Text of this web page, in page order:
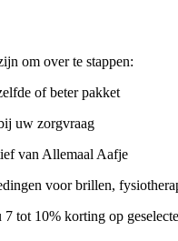
om over te stappen:
of beter pakket
uw zorgvraag
van Allemaal Aafje
voor brillen,
tot 10% korting op